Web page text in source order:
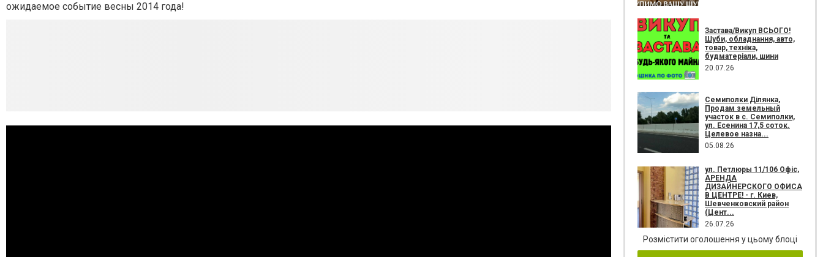
ожидаемое событие весны 2014 года!
Застава/Викуп ВСЬОГО!
Шуби, обладнання, авто,
товар, техніка,
будматеріали, шини
20.07.26
Семиполки Ділянка,
Продам земельный
участок в с. Семиполки,
ул. Есенина 17,5 соток.
Целевое назна...
05.08.26
ул. Петлюры 11/106 Офіс,
АРЕНДА
ДИЗАЙНЕРСКОГО ОФИСА
В ЦЕНТРЕ! - г. Киев,
Шевченковский район
(Цент...
26.07.26
Розмістити оголошення у цьому блоці